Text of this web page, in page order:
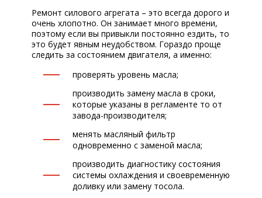
Ремонт силового агрегата – это всегда дорого и
очень хлопотно. Он занимает много времени,
поэтому если вы привыкли постоянно ездить, то
это будет явным неудобством. Гораздо проще
следить за состоянием двигателя, а именно:
проверять уровень масла;
производить замену масла в сроки,
которые указаны в регламенте то от
завода-производителя;
менять масляный фильтр
одновременно с заменой масла;
производить диагностику состояния
системы охлаждения и своевременную
доливку или замену тосола.